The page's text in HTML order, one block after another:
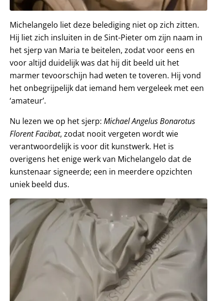
Michelangelo liet deze belediging niet op zich zitten.
Hij liet zich insluiten in de Sint-Pieter om zijn naam in
het sjerp van Maria te beitelen, zodat voor eens en
voor altijd duidelijk was dat hij dit beeld uit het
marmer tevoorschijn had weten te toveren. Hij vond
het onbegrijpelijk dat iemand hem vergeleek met een
‘amateur’.
Nu lezen we op het sjerp: Michael Angelus Bonarotus
Florent Facibat, zodat nooit vergeten wordt wie
verantwoordelijk is voor dit kunstwerk. Het is
overigens het enige werk van Michelangelo dat de
kunstenaar signeerde; een in meerdere opzichten
uniek beeld dus.